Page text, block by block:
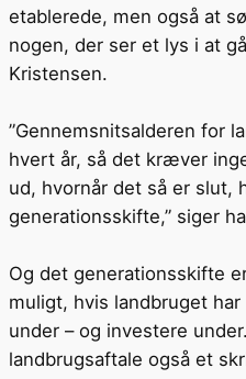
etablerede, men også at
nogen, der ser et lys i at
Kristensen.
”Gennemsnitsalderen for
hvert år, så det kræver
ud, hvornår det så er slut,
generationsskifte,” siger
Og det generationsskifte
muligt, hvis landbruget
under – og investere
landbrugsaftale også et